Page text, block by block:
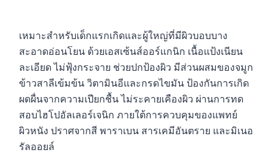
เหมาะสำหรับเด็กแรกเกิดและผู้ใหญ่ที่มีผิวบอบบาง
สะอาดอ่อนโยน ด้วยเอสเซ้นส์ออร์แกนิก เนื้อแป้งเนียน
ละเอียด ไม่ฟุ้งกระจาย ช่วยปกป้องผิว มีส่วนผสมของจมูก
ข้าวสาลีเข้มข้น วิตามินอีและกรดไขมัน ป้องกันการเกิด
ผดผื่นจากความเปียกชื้น ไม่ระคายเคืองผิว ผ่านการทด
สอบไฮโปอัลเลอร์เจนิก ภายใต้การควบคุมของแพทย์
ผิวหนัง ปราศจากสี พาราเบน สารเคมีอันตราย และมิเนอ
รัลออยล์